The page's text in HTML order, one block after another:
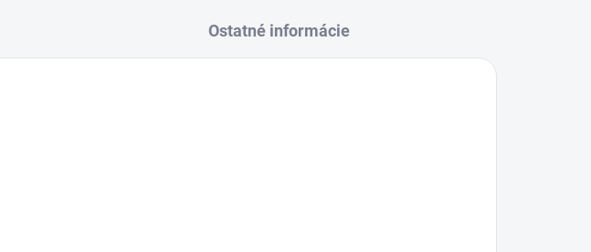
Ostatné informácie